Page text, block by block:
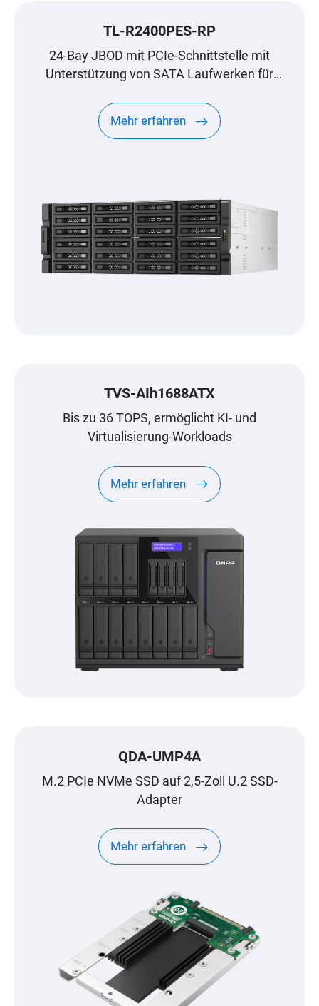
TL-R2400PES-RP
24-Bay JBOD mit PCIe-Schnittstelle mit
Unterstützung von SATA Laufwerken für
Mehr erfahren
TVS-AIh1688ATX
Bis zu 36 TOPS, ermöglicht KI- und
Virtualisierung-Workloads
Mehr erfahren
QDA-UMP4A
M.2 PCIe NVMe SSD auf 2,5-Zoll U.2 SSD-
Adapter
Mehr erfahren